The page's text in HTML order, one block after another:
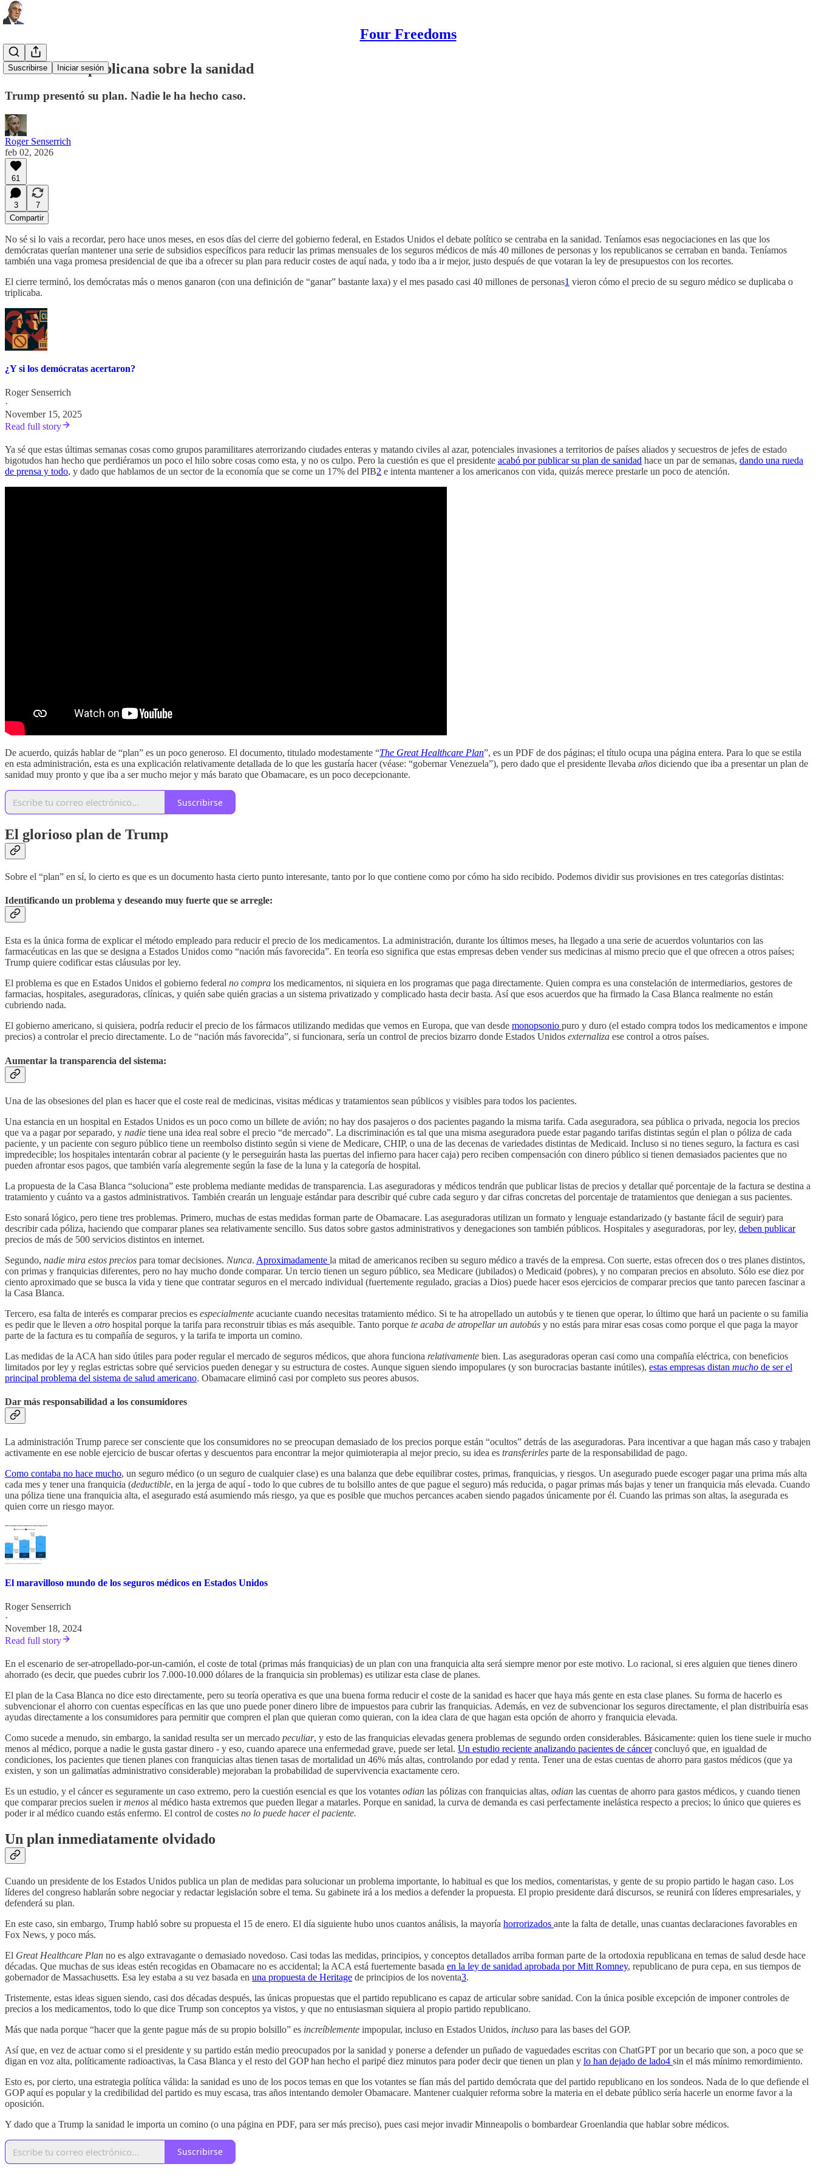
Four Freedoms
Suscribirse Iniciar sesión
Una teoría republicana sobre la sanidad
Trump presentó su plan. Nadie le ha hecho caso.
Roger Senserrich
feb 02, 2026
61
3
7
Compartir
No sé si lo vais a recordar, pero hace unos meses, en esos días del cierre del gobierno federal, en Estados Unidos el debate político se centraba en la sanidad. Teníamos esas negociaciones en las que los
demócratas querían mantener una serie de subsidios específicos para reducir las primas mensuales de los seguros médicos de más 40 millones de personas y los republicanos se cerraban en banda. Teníamos
también una vaga promesa presidencial de que iba a ofrecer su plan para reducir costes de aquí nada, y todo iba a ir mejor, justo después de que votaran la ley de presupuestos con los recortes.
El cierre terminó, los demócratas más o menos ganaron (con una definición de “ganar” bastante laxa) y el mes pasado casi 40 millones de personas1 vieron cómo el precio de su seguro médico se duplicaba o
triplicaba.
¿Y si los demócratas acertaron?
Roger Senserrich
·
November 15, 2025
Read full story
Ya sé que estas últimas semanas cosas como grupos paramilitares aterrorizando ciudades enteras y matando civiles al azar, potenciales invasiones a territorios de países aliados y secuestros de jefes de estado
bigotudos han hecho que perdiéramos un poco el hilo sobre cosas como esta, y no os culpo. Pero la cuestión es que el presidente acabó por publicar su plan de sanidad hace un par de semanas, dando una rueda
de prensa y todo, y dado que hablamos de un sector de la economía que se come un 17% del PIB2 e intenta mantener a los americanos con vida, quizás merece prestarle un poco de atención.
De acuerdo, quizás hablar de “plan” es un poco generoso. El documento, titulado modestamente “The Great Healthcare Plan”, es un PDF de dos páginas; el título ocupa una página entera. Para lo que se estila
en esta administración, esta es una explicación relativamente detallada de lo que les gustaría hacer (véase: “gobernar Venezuela”), pero dado que el presidente llevaba años diciendo que iba a presentar un plan de
sanidad muy pronto y que iba a ser mucho mejor y más barato que Obamacare, es un poco decepcionante.
Suscribirse
El glorioso plan de Trump
Sobre el “plan” en sí, lo cierto es que es un documento hasta cierto punto interesante, tanto por lo que contiene como por cómo ha sido recibido. Podemos dividir sus provisiones en tres categorías distintas:
Identificando un problema y deseando muy fuerte que se arregle:
Esta es la única forma de explicar el método empleado para reducir el precio de los medicamentos. La administración, durante los últimos meses, ha llegado a una serie de acuerdos voluntarios con las
farmacéuticas en las que se designa a Estados Unidos como “nación más favorecida”. En teoría eso significa que estas empresas deben vender sus medicinas al mismo precio que el que ofrecen a otros países;
Trump quiere codificar estas cláusulas por ley.
El problema es que en Estados Unidos el gobierno federal no compra los medicamentos, ni siquiera en los programas que paga directamente. Quien compra es una constelación de intermediarios, gestores de
farmacias, hospitales, aseguradoras, clínicas, y quién sabe quién gracias a un sistema privatizado y complicado hasta decir basta. Así que esos acuerdos que ha firmado la Casa Blanca realmente no están
cubriendo nada.
El gobierno americano, si quisiera, podría reducir el precio de los fármacos utilizando medidas que vemos en Europa, que van desde monopsonio puro y duro (el estado compra todos los medicamentos e impone
precios) a controlar el precio directamente. Lo de “nación más favorecida”, si funcionara, sería un control de precios bizarro donde Estados Unidos externaliza ese control a otros países.
Aumentar la transparencia del sistema:
Una de las obsesiones del plan es hacer que el coste real de medicinas, visitas médicas y tratamientos sean públicos y visibles para todos los pacientes.
Una estancia en un hospital en Estados Unidos es un poco como un billete de avión; no hay dos pasajeros o dos pacientes pagando la misma tarifa. Cada aseguradora, sea pública o privada, negocia los precios
que va a pagar por separado, y nadie tiene una idea real sobre el precio “de mercado”. La discriminación es tal que una misma aseguradora puede estar pagando tarifas distintas según el plan o póliza de cada
paciente, y un paciente con seguro público tiene un reembolso distinto según si viene de Medicare, CHIP, o una de las decenas de variedades distintas de Medicaid. Incluso si no tienes seguro, la factura es casi
impredecible; los hospitales intentarán cobrar al paciente (y le perseguirán hasta las puertas del infierno para hacer caja) pero reciben compensación con dinero público si tienen demasiados pacientes que no
pueden afrontar esos pagos, que también varía alegremente según la fase de la luna y la categoría de hospital.
La propuesta de la Casa Blanca “soluciona” este problema mediante medidas de transparencia. Las aseguradoras y médicos tendrán que publicar listas de precios y detallar qué porcentaje de la factura se destina a
tratamiento y cuánto va a gastos administrativos. También crearán un lenguaje estándar para describir qué cubre cada seguro y dar cifras concretas del porcentaje de tratamientos que deniegan a sus pacientes.
Esto sonará lógico, pero tiene tres problemas. Primero, muchas de estas medidas forman parte de Obamacare. Las aseguradoras utilizan un formato y lenguaje estandarizado (y bastante fácil de seguir) para
describir cada póliza, haciendo que comparar planes sea relativamente sencillo. Sus datos sobre gastos administrativos y denegaciones son también públicos. Hospitales y aseguradoras, por ley, deben publicar
precios de más de 500 servicios distintos en internet.
Segundo, nadie mira estos precios para tomar decisiones. Nunca. Aproximadamente la mitad de americanos reciben su seguro médico a través de la empresa. Con suerte, estas ofrecen dos o tres planes distintos,
con primas y franquicias diferentes, pero no hay mucho donde comparar. Un tercio tienen un seguro público, sea Medicare (jubilados) o Medicaid (pobres), y no comparan precios en absoluto. Sólo ese diez por
ciento aproximado que se busca la vida y tiene que contratar seguros en el mercado individual (fuertemente regulado, gracias a Dios) puede hacer esos ejercicios de comparar precios que tanto parecen fascinar a
la Casa Blanca.
Tercero, esa falta de interés es comparar precios es especialmente acuciante cuando necesitas tratamiento médico. Si te ha atropellado un autobús y te tienen que operar, lo último que hará un paciente o su familia
es pedir que le lleven a otro hospital porque la tarifa para reconstruir tibias es más asequible. Tanto porque te acaba de atropellar un autobús y no estás para mirar esas cosas como porque el que paga la mayor
parte de la factura es tu compañía de seguros, y la tarifa te importa un comino.
Las medidas de la ACA han sido útiles para poder regular el mercado de seguros médicos, que ahora funciona relativamente bien. Las aseguradoras operan casi como una compañía eléctrica, con beneficios
limitados por ley y reglas estrictas sobre qué servicios pueden denegar y su estructura de costes. Aunque siguen siendo impopulares (y son burocracias bastante inútiles), estas empresas distan mucho de ser el
principal problema del sistema de salud americano. Obamacare eliminó casi por completo sus peores abusos.
Dar más responsabilidad a los consumidores
La administración Trump parece ser consciente que los consumidores no se preocupan demasiado de los precios porque están “ocultos” detrás de las aseguradoras. Para incentivar a que hagan más caso y trabajen
activamente en ese noble ejercicio de buscar ofertas y descuentos para encontrar la mejor quimioterapia al mejor precio, su idea es transferirles parte de la responsabilidad de pago.
Como contaba no hace mucho, un seguro médico (o un seguro de cualquier clase) es una balanza que debe equilibrar costes, primas, franquicias, y riesgos. Un asegurado puede escoger pagar una prima más alta
cada mes y tener una franquicia (deductible, en la jerga de aquí - todo lo que cubres de tu bolsillo antes de que pague el seguro) más reducida, o pagar primas más bajas y tener un franquicia más elevada. Cuando
una póliza tiene una franquicia alta, el asegurado está asumiendo más riesgo, ya que es posible que muchos percances acaben siendo pagados únicamente por él. Cuando las primas son altas, la asegurada es
quien corre un riesgo mayor.
El maravilloso mundo de los seguros médicos en Estados Unidos
Roger Senserrich
·
November 18, 2024
Read full story
En el escenario de ser-atropellado-por-un-camión, el coste de total (primas más franquicias) de un plan con una franquicia alta será siempre menor por este motivo. Lo racional, si eres alguien que tienes dinero
ahorrado (es decir, que puedes cubrir los 7.000-10.000 dólares de la franquicia sin problemas) es utilizar esta clase de planes.
El plan de la Casa Blanca no dice esto directamente, pero su teoría operativa es que una buena forma reducir el coste de la sanidad es hacer que haya más gente en esta clase planes. Su forma de hacerlo es
subvencionar el ahorro con cuentas específicas en las que uno puede poner dinero libre de impuestos para cubrir las franquicias. Además, en vez de subvencionar los seguros directamente, el plan distribuiría esas
ayudas directamente a los consumidores para permitir que compren el plan que quieran como quieran, con la idea clara de que hagan esta opción de ahorro y franquicia elevada.
Como sucede a menudo, sin embargo, la sanidad resulta ser un mercado peculiar, y esto de las franquicias elevadas genera problemas de segundo orden considerables. Básicamente: quien los tiene suele ir mucho
menos al médico, porque a nadie le gusta gastar dinero - y eso, cuando aparece una enfermedad grave, puede ser letal. Un estudio reciente analizando pacientes de cáncerconcluyó que, en igualdad de
condiciones, los pacientes que tienen planes con franquicias altas tienen tasas de mortalidad un 46% más altas, controlando por edad y renta. Tener una de estas cuentas de ahorro para gastos médicos (que ya
existen, y son un galimatías administrativo considerable) mejoraban la probabilidad de supervivencia exactamente cero.
Es un estudio, y el cáncer es seguramente un caso extremo, pero la cuestión esencial es que los votantes odian las pólizas con franquicias altas, odian las cuentas de ahorro para gastos médicos, y cuando tienen
que comparar precios suelen irmenos al médico hasta extremos que pueden llegar a matarles. Porque en sanidad, la curva de demanda es casi perfectamente inelástica respecto a precios; lo único que quieres es
poder ir al médico cuando estás enfermo. El control de costes no lo puede hacer el paciente.
Un plan inmediatamente olvidado
Cuando un presidente de los Estados Unidos publica un plan de medidas para solucionar un problema importante, lo habitual es que los medios, comentaristas, y gente de su propio partido le hagan caso. Los
líderes del congreso hablarán sobre negociar y redactar legislación sobre el tema. Su gabinete irá a los medios a defender la propuesta. El propio presidente dará discursos, se reunirá con líderes empresariales, y
defenderá su plan.
En este caso, sin embargo, Trump habló sobre su propuesta el 15 de enero. El día siguiente hubo unos cuantos análisis, la mayoría horrorizados ante la falta de detalle, unas cuantas declaraciones favorables en
Fox News, y poco más.
El Great Healthcare Plan no es algo extravagante o demasiado novedoso. Casi todas las medidas, principios, y conceptos detallados arriba forman parte de la ortodoxia republicana en temas de salud desde hace
décadas. Que muchas de sus ideas estén recogidas en Obamacare no es accidental; la ACA está fuertemente basada en la ley de sanidad aprobada por Mitt Romney, republicano de pura cepa, en sus tiempos de
gobernador de Massachusetts. Esa ley estaba a su vez basada en una propuesta de Heritage de principios de los noventa3.
Tristemente, estas ideas siguen siendo, casi dos décadas después, las únicas propuestas que el partido republicano es capaz de articular sobre sanidad. Con la única posible excepción de imponer controles de
precios a los medicamentos, todo lo que dice Trump son conceptos ya vistos, y que no entusiasman siquiera al propio partido republicano.
Más que nada porque “hacer que la gente pague más de su propio bolsillo” es increíblemente impopular, incluso en Estados Unidos, incluso para las bases del GOP.
Así que, en vez de actuar como si el presidente y su partido están medio preocupados por la sanidad y ponerse a defender un puñado de vaguedades escritas con ChatGPT por un becario que son, a poco que se
digan en voz alta, políticamente radioactivas, la Casa Blanca y el resto del GOP han hecho el paripé diez minutos para poder decir que tienen un plan y lo han dejado de lado4 sin el más mínimo remordimiento.
Esto es, por cierto, una estrategia política válida: la sanidad es uno de los pocos temas en que los votantes se fían más del partido demócrata que del partido republicano en los sondeos. Nada de lo que defiende el
GOP aquí es popular y la credibilidad del partido es muy escasa, tras años intentando demoler Obamacare. Mantener cualquier reforma sobre la materia en el debate público sería hacerle un enorme favor a la
oposición.
Y dado que a Trump la sanidad le importa un comino (o una página en PDF, para ser más preciso), pues casi mejor invadir Minneapolis o bombardear Groenlandia que hablar sobre médicos.
Suscribirse